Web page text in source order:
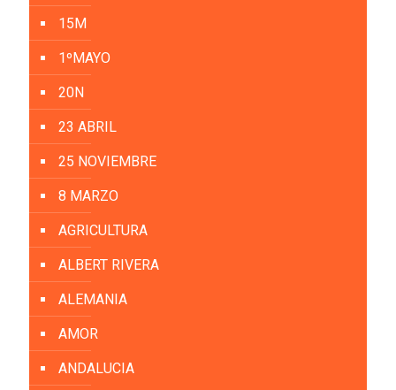
15M
1ºMAYO
20N
23 ABRIL
25 NOVIEMBRE
8 MARZO
AGRICULTURA
ALBERT RIVERA
ALEMANIA
AMOR
ANDALUCIA